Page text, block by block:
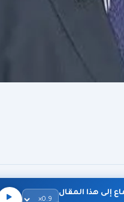
إلى هذا المقال